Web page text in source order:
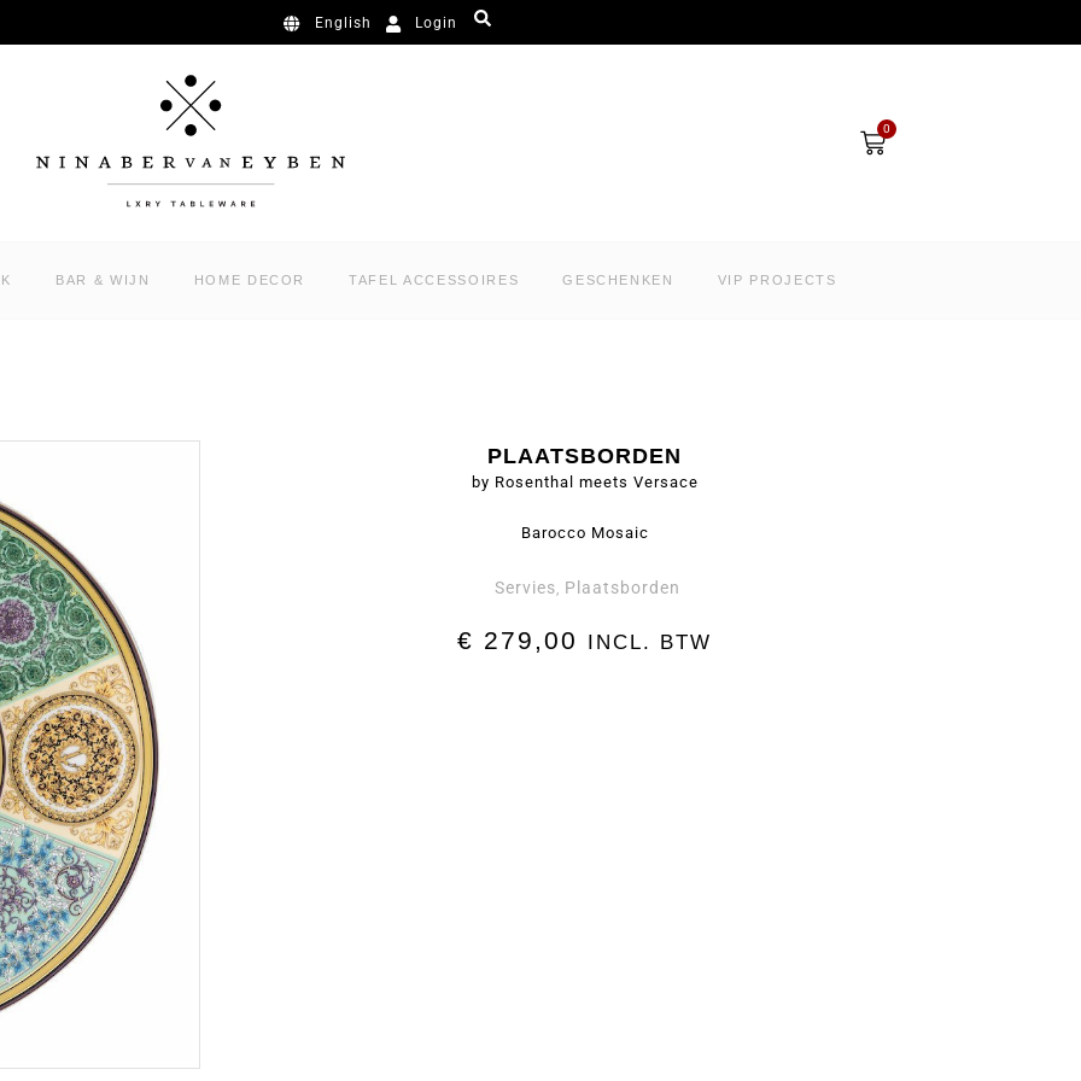
English Login
0
Winkelwagen
BAR & WIJN HOME DECOR TAFEL ACCESSOIRES GESCHENKEN VIP PROJECTS
PLAATSBORDEN
by Rosenthal meets Versace
Barocco Mosaic
Servies, Plaatsborden
€ 279,00 INCL. BTW